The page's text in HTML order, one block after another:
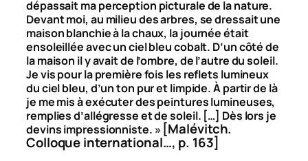
dépassait ma perception picturale de la nature.
Devant moi, au milieu des arbres, se dressait une
maison blanchie à la chaux, la journée était
ensoleillée avec un ciel bleu cobalt. D’un côté de
la maison il y avait de l’ombre, de l’autre du soleil.
Je vis pour la première fois les reflets lumineux
du ciel bleu, d’un ton pur et limpide. À partir de là
je me mis à exécuter des peintures lumineuses,
remplies d’allégresse et de soleil. […] Dès lors je
devins impressionniste. » [Malévitch.
Colloque international…, p. 163]